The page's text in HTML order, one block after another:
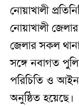
নোয়াখালী
নোয়াখালী
জেলার সকল
সঙ্গে নবাগত
পরিচিতি ও
অনুষ্ঠিত হয়েছে।